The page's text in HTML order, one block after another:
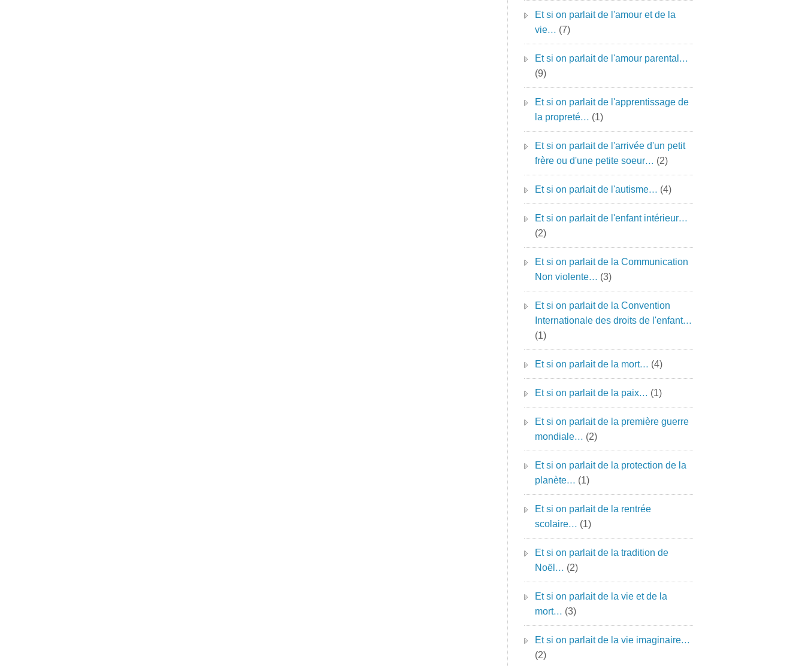
Et si on parlait de l'amour et de la
vie… (7)
Et si on parlait de l'amour parental…
(9)
Et si on parlait de l'apprentissage de
la propreté… (1)
Et si on parlait de l'arrivée d'un petit
frère ou d'une petite soeur… (2)
Et si on parlait de l'autisme… (4)
Et si on parlait de l'enfant intérieur…
(2)
Et si on parlait de la Communication
Non violente… (3)
Et si on parlait de la Convention
Internationale des droits de l'enfant…
(1)
Et si on parlait de la mort… (4)
Et si on parlait de la paix… (1)
Et si on parlait de la première guerre
mondiale… (2)
Et si on parlait de la protection de la
planète… (1)
Et si on parlait de la rentrée
scolaire… (1)
Et si on parlait de la tradition de
Noël… (2)
Et si on parlait de la vie et de la
mort… (3)
Et si on parlait de la vie imaginaire…
(2)